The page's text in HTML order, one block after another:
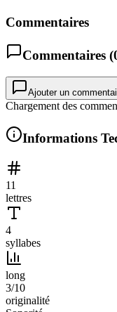
Commentaires
Commentaires (
Ajouter un
Chargement des
Informations
11
lettres
4
syllabes
long
3/10
originalité